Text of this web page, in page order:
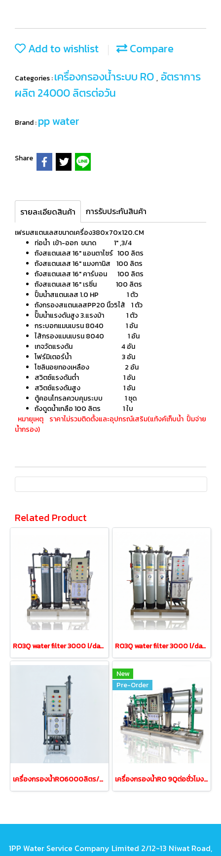
Add to wishlist Compare
Categories :เครื่องกรองน้ำระบบ RO , อัตราการ
ผลิต 24000 ลิตรต่อวัน
Brand :pp water
Share
รายละเอียดสินค้า การรับประกันสินค้า
เฟรมสแตนเลสขนาดเครื่อง380x70x120.CM
ท่อน้ำ เข้า-ออก ขนาด 1" ,3/4
ถังสแตนเลส 16" แอนตาไซร์ 100 ลิตร
ถังสแตนเลส 16" แมงกานิส 100 ลิตร
ถังสแตนเลส 16" คาร์บอน 100 ลิตร
ถังสแตนเลส 16" เรซิ่น 100 ลิตร
ปั้มน้ำสแตนเลส 1.0 HP 1 ตัว
ถังกรองสแตนเลสPP20 นิ้ว5ไส้ 1 ตัว
ปั๊มน้ำแรงดันสูง 3.แรงม้า 1 ตัว
กระบอกแมนเบรน 8040 1 อัน
ไส้กรองแมนเบรน 8040 1 อัน
เกจวัดแรงดัน 4 อัน
โฟร์มิเตอร์น้ำ 3 อัน
โซลินอยทองเหลือง 2 อัน
สวิตซ์แรงดันต่ำ 1 อัน
สวิตช์แรงดันสูง 1 อัน
ตู้คอนโทรลควบคุมระบบ 1 ชุด
ถังดูดน้ำเกลือ 100 ลิตร 1 ใบ
หมายุเหตุ ราคาไม่รวมติดตั้งและอุปกรณ์เสริม(แท้งค์เก็บน้ำ ปั้มจ่าย
น้ำกรอง)
Related Product
RO3Q water filter 3000 l/day capacity model RO3QFRP8-2MP RO3Q water filter 3000 l/day capacity model RO3QFRP8-3MP
เครื่องกรองน้ำRO6000ลิตร/วัน 6Q/วันเฟรมสแตนเลส
New
Pre-Order
เครื่องกรองน้ำRO 9Qต่อชั่วโมง 9000 ลิตร/วัน(ท่อน้้ำPPR)
1PP Water Service Company Limited 2/12-13 Niwat Road,